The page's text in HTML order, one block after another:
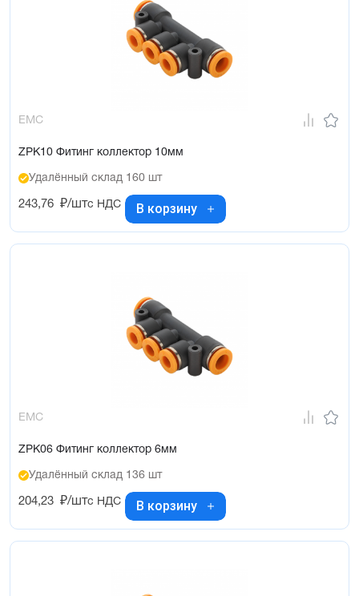
EMC
ZPK10 Фитинг коллектор 10мм
Удалённый склад 160 шт
243,76 ₽/штс НДС В корзину
EMC
ZPK06 Фитинг коллектор 6мм
Удалённый склад 136 шт
204,23 ₽/штс НДС В корзину